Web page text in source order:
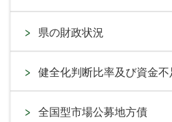
県の財政状況
健全化判断比率及び資金不
全国型市場公募地方債